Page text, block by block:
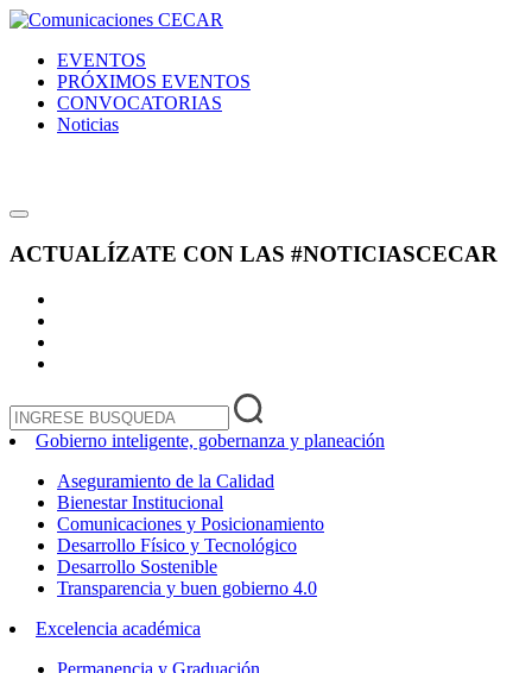
EVENTOS
PRÓXIMOS EVENTOS
CONVOCATORIAS
Noticias
ACTUALÍZATE CON LAS #NOTICIASCECAR
Gobierno inteligente, gobernanza y planeación
Aseguramiento de la Calidad
Bienestar Institucional
Comunicaciones y Posicionamiento
Desarrollo Físico y Tecnológico
Desarrollo Sostenible
Transparencia y buen gobierno 4.0
Excelencia académica
Permanencia y Graduación